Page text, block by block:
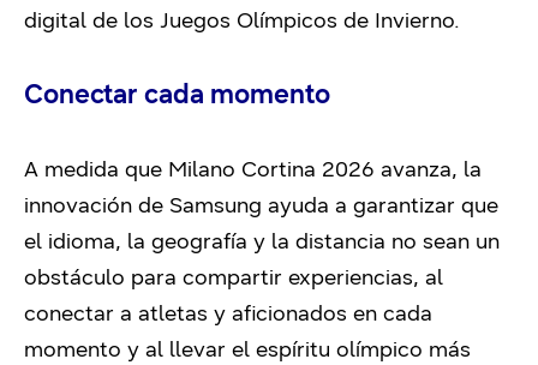
digital de los Juegos Olímpicos de Invierno.
Conectar cada momento
A medida que Milano Cortina 2026 avanza, la
innovación de Samsung ayuda a garantizar que
el idioma, la geografía y la distancia no sean un
obstáculo para compartir experiencias, al
conectar a atletas y aficionados en cada
momento y al llevar el espíritu olímpico más